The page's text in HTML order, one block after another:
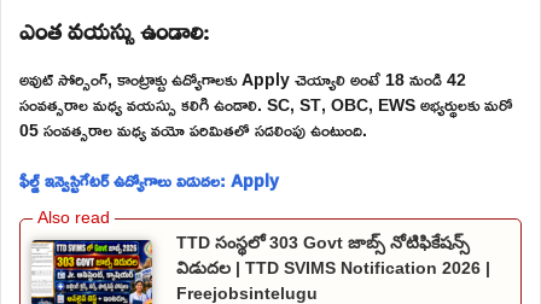
ఎంత వయస్సు ఉండాలి:
అవుట్ సోర్సింగ్, కాంట్రాక్టు ఉద్యోగాలకు Apply చెయ్యాలి అంటే 18 నుండి 42
సంవత్సరాల మధ్య వయస్సు కలిగి ఉండాలి. SC, ST, OBC, EWS అభ్యర్థులకు మరో
05 సంవత్సరాల మధ్య వయో పరిమితలో సడలింపు ఉంటుంది.
ఫీల్డ్ ఇన్వెస్టిగేటర్ ఉద్యోగాలు విడుదల: Apply
TTD సంస్థలో 303 Govt జాబ్స్ నోటిఫికేషన్స్
విడుదల | TTD SVIMS Notification 2026 |
Freejobsintelugu